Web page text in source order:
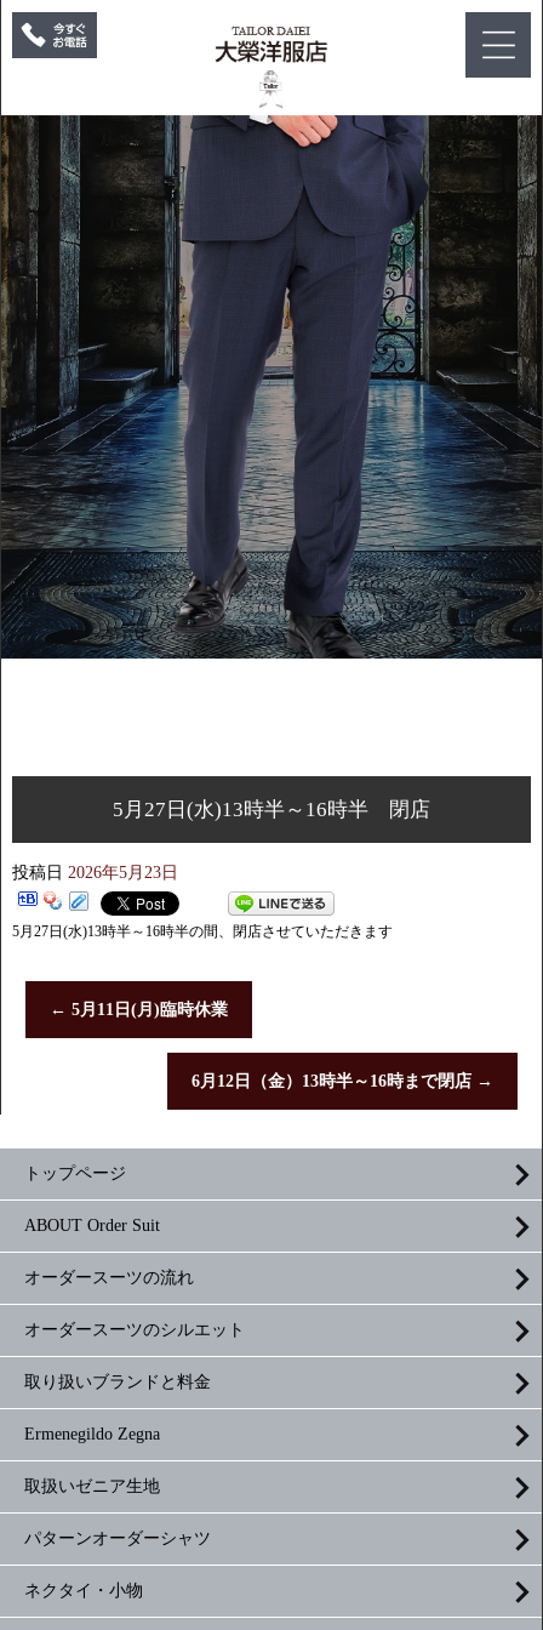
5月27日(水)13時半～16時半 閉店
投稿日 2026年5月23日
5月27日(水)13時半～16時半の間、閉店させていただきます
← 5月11日(月)臨時休業
6月12日（金）13時半～16時まで閉店 →
トップページ
ABOUT Order Suit
オーダースーツの流れ
オーダースーツのシルエット
取り扱いブランドと料金
Ermenegildo Zegna
取扱いゼニア生地
パターンオーダーシャツ
ネクタイ・小物